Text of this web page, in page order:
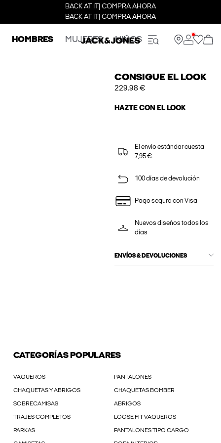
BACK AT IT| COMPRA AHORA
BACK AT IT| COMPRA AHORA
HOMBRES MUJERES NIÑOS
CONSIGUE EL LOOK
229.98 €
HAZTE CON EL LOOK
El envío estándar cuesta
7,95 €.
100 días de devolución
Pago seguro con Visa
Nuevos diseños todos los
días
ENVÍOS & DEVOLUCIONES
CATEGORÍAS POPULARES
VAQUEROS PANTALONES
CHAQUETAS Y ABRIGOS CHAQUETAS BOMBER
SOBRECAMISAS ABRIGOS
TRAJES COMPLETOS LOOSE FIT VAQUEROS
PARKAS PANTALONES TIPO CARGO